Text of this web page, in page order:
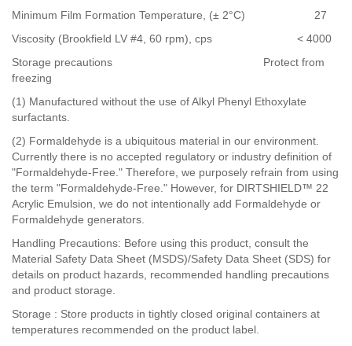
Minimum Film Formation Temperature, (± 2°C) 27
Viscosity (Brookfield LV #4, 60 rpm), cps < 4000
Storage precautions Protect from
freezing
(1) Manufactured without the use of Alkyl Phenyl Ethoxylate
surfactants.
(2) Formaldehyde is a ubiquitous material in our environment.
Currently there is no accepted regulatory or industry definition of
"Formaldehyde-Free." Therefore, we purposely refrain from using
the term "Formaldehyde-Free." However, for DIRTSHIELD™ 22
Acrylic Emulsion, we do not intentionally add Formaldehyde or
Formaldehyde generators.
Handling Precautions: Before using this product, consult the
Material Safety Data Sheet (MSDS)/Safety Data Sheet (SDS) for
details on product hazards, recommended handling precautions
and product storage.
Storage : Store products in tightly closed original containers at
temperatures recommended on the product label.